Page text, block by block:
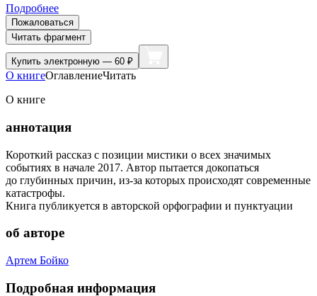
Подробнее
Пожаловаться
Читать фрагмент
Купить электронную — 60 ₽
О книгеОглавлениеЧитать
О книге
аннотация
Короткий рассказ с позиции мистики о всех значимых
событиях в начале 2017. Автор пытается докопаться
до глубинных причин, из-за которых происходят современные
катастрофы.
Книга публикуется в авторской орфографии и пунктуации
об авторе
Артем Бойко
Подробная информация